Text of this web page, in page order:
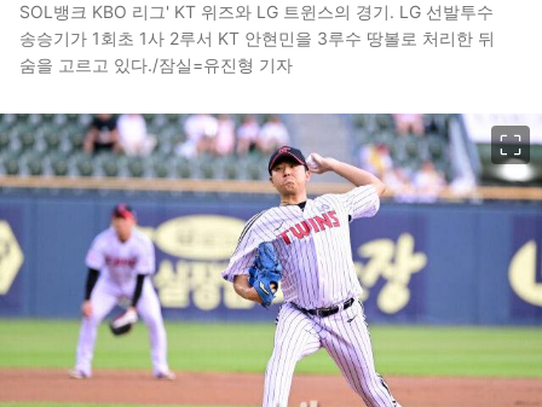
SOL뱅크 KBO 리그' KT 위즈와 LG 트윈스의 경기. LG 선발투수
송승기가 1회초 1사 2루서 KT 안현민을 3루수 땅볼로 처리한 뒤
숨을 고르고 있다./잠실=유진형 기자